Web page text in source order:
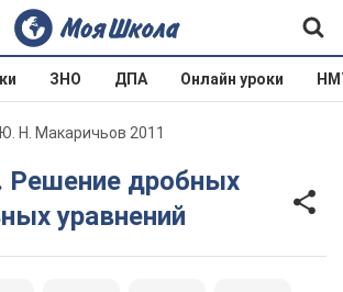
ЗНО ДПА Онлайн уроки
Н. Макаричьов 2011
уравнений